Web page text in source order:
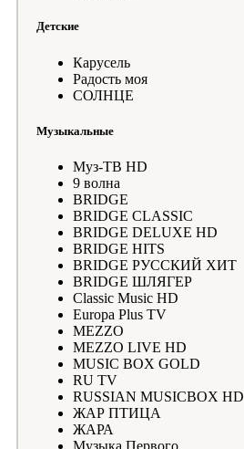
Детские
Карусель
Радость моя
СОЛНЦЕ
Музыкальные
Муз-ТВ HD
9 волна
BRIDGE
BRIDGE CLASSIC
BRIDGE DELUXE HD
BRIDGE HITS
BRIDGE РУССКИЙ ХИТ
BRIDGE ШЛЯГЕР
Classic Music HD
Europa Plus TV
MEZZO
MEZZO LIVE HD
MUSIC BOX GOLD
RU TV
RUSSIAN MUSICBOX HD
ЖАР ПТИЦА
ЖАРА
Музыка Первого